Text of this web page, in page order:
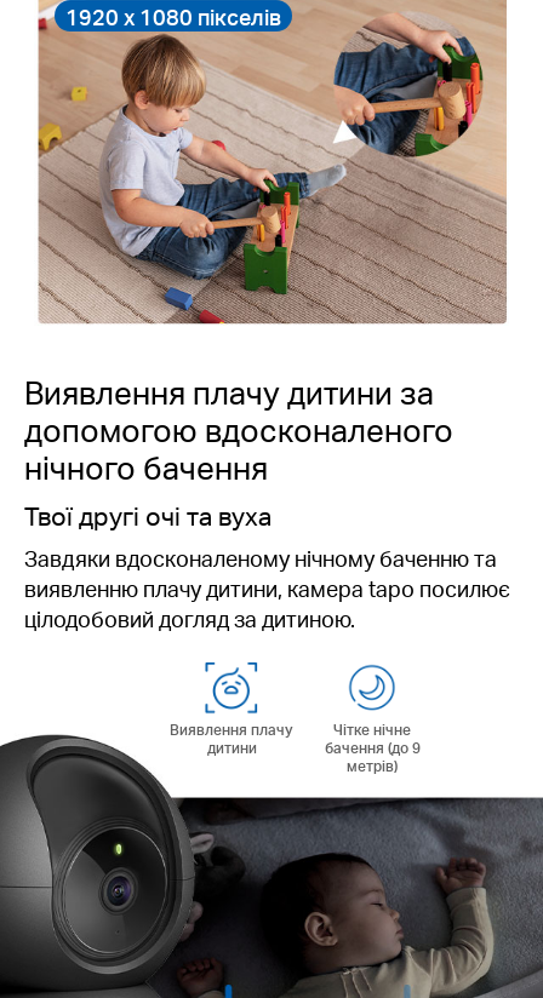
1920 x 1080 пікселів
Виявлення плачу дитини за
допомогою вдосконаленого
нічного бачення
Твої другі очі та вуха
Завдяки вдосконаленому нічному баченню та
виявленню плачу дитини, камера tapo посилює
цілодобовий догляд за дитиною.
Виявлення плачу
дитини
Чітке нічне
бачення (до 9
метрів)